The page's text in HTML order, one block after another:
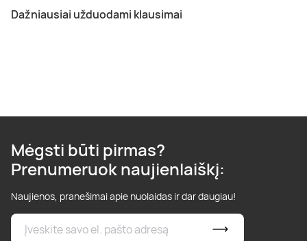
Dažniausiai užduodami klausimai
Mėgsti būti pirmas?
Prenumeruok naujienlaiškį:
Naujienos, pranešimai apie nuolaidas ir dar daugiau!